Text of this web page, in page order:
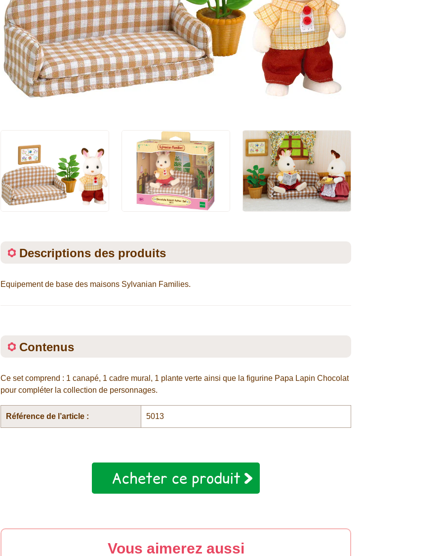
Descriptions des produits
Equipement de base des maisons Sylvanian Families.
Contenus
Ce set comprend : 1 canapé, 1 cadre mural, 1 plante verte ainsi que la figurine Papa Lapin Chocolat
pour compléter la collection de personnages.
Référence de l’article : 5013
Acheter ce produit
Vous aimerez aussi